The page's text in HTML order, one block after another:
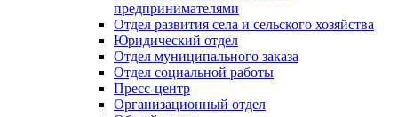
предпринимателями
Отдел развития села и сельского хозяйства
Юридический отдел
Отдел муниципального заказа
Отдел социальной работы
Пресс-центр
Организационный отдел